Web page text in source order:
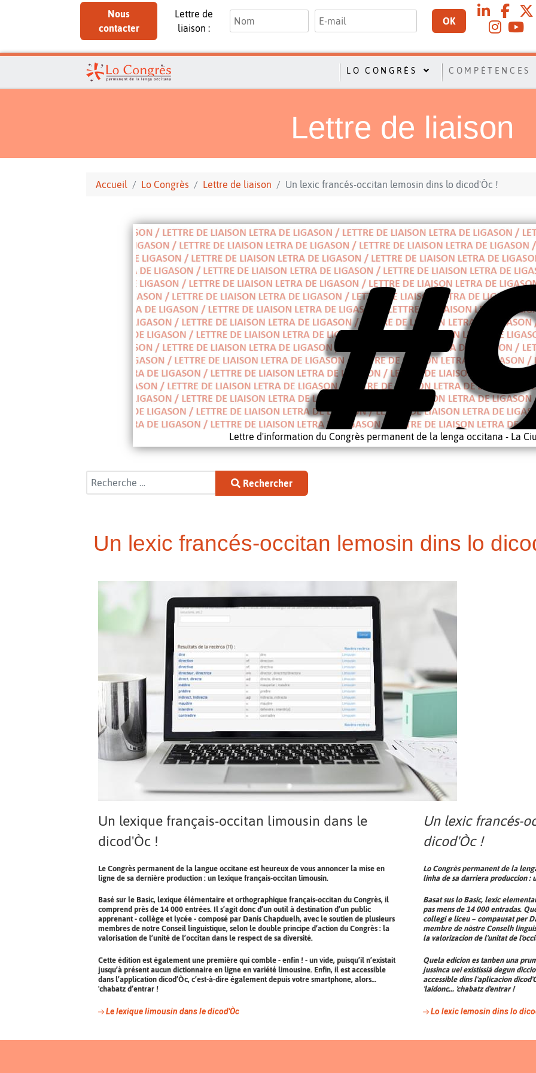
Nous
contacter
Lettre de
liaison :
OK
LO CONGRÈS COMPÉTENCES
Lettre de liaison
Accueil Lo Congrès Lettre de liaison Un lexic francés-occitan lemosin dins lo dicod'Òc !
Lettre d'information du Congrès permanent de la lenga occitana - La
Rechercher
Rechercher
Un lexic francés-occitan lemosin dins lo
Un lexique français-occitan limousin dans le
dicod'Òc !
Le Congrès permanent de la langue occitane est heureux de vous annoncer la mise en
ligne de sa dernière production : un lexique français-occitan limousin.
Basé sur le Basic, lexique élémentaire et orthographique français-occitan du Congrès, il
comprend près de 14 000 entrées. Il s’agit donc d’un outil à destination d’un public
apprenant - collège et lycée - composé par Danís Chapduelh, avec le soutien de plusieurs
membres de notre Conseil linguistique, selon le double principe d’action du Congrès : la
valorisation de l’unité de l’occitan dans le respect de sa diversité.
Cette édition est également une première qui comble - enfin ! - un vide, puisqu’il n’existait
jusqu’à présent aucun dictionnaire en ligne en variété limousine. Enfin, il est accessible
dans l’application dicod’Òc, c’est-à-dire également depuis votre smartphone, alors…
'chabatz d’entrar !
Le lexique limousin dans le dicod'Òc
Un lexic francés-
dicod'Òc !
Lo Congrès permanent de la
linha de sa darriera produccion :
Basat sus lo Basic, lexic
pas mens de 14 000 entradas.
collegi e liceu – compausat per
membre de nòstre Conselh
la valorizacion de l'unitat de
Quela edicion es tanben una
jussinca uei existissiá degun
accessible dins l'aplicacion
'laidonc... 'chabatz d'entrar !
Lo lexic lemosin dins lo